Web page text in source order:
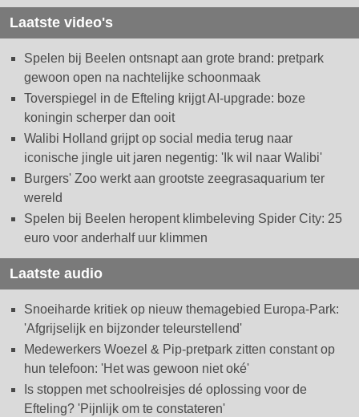
Laatste video's
Spelen bij Beelen ontsnapt aan grote brand: pretpark
gewoon open na nachtelijke schoonmaak
Toverspiegel in de Efteling krijgt AI-upgrade: boze
koningin scherper dan ooit
Walibi Holland grijpt op social media terug naar
iconische jingle uit jaren negentig: 'Ik wil naar Walibi'
Burgers' Zoo werkt aan grootste zeegrasaquarium ter
wereld
Spelen bij Beelen heropent klimbeleving Spider City: 25
euro voor anderhalf uur klimmen
Laatste audio
Snoeiharde kritiek op nieuw themagebied Europa-Park:
'Afgrijselijk en bijzonder teleurstellend'
Medewerkers Woezel & Pip-pretpark zitten constant op
hun telefoon: 'Het was gewoon niet oké'
Is stoppen met schoolreisjes dé oplossing voor de
Efteling? 'Pijnlijk om te constateren'